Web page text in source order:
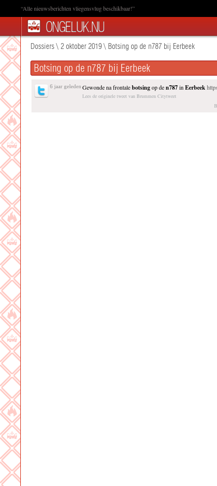
“Alle nieuwsberichten vliegensvlug beschikbaar!”
Dossiers\ 2 oktober 2019\ Botsing op de n787 bij Eerbeek
Botsing op de n787 bij Eerbeek
6 jaar geleden Gewonde na frontalebotsingop den787in Eerbeek
Lees de originele tweet van Brummen Citytweet